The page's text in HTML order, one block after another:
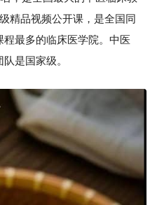
精品视频公开课，是全国同
最多的临床医学院。中医
是国家级。